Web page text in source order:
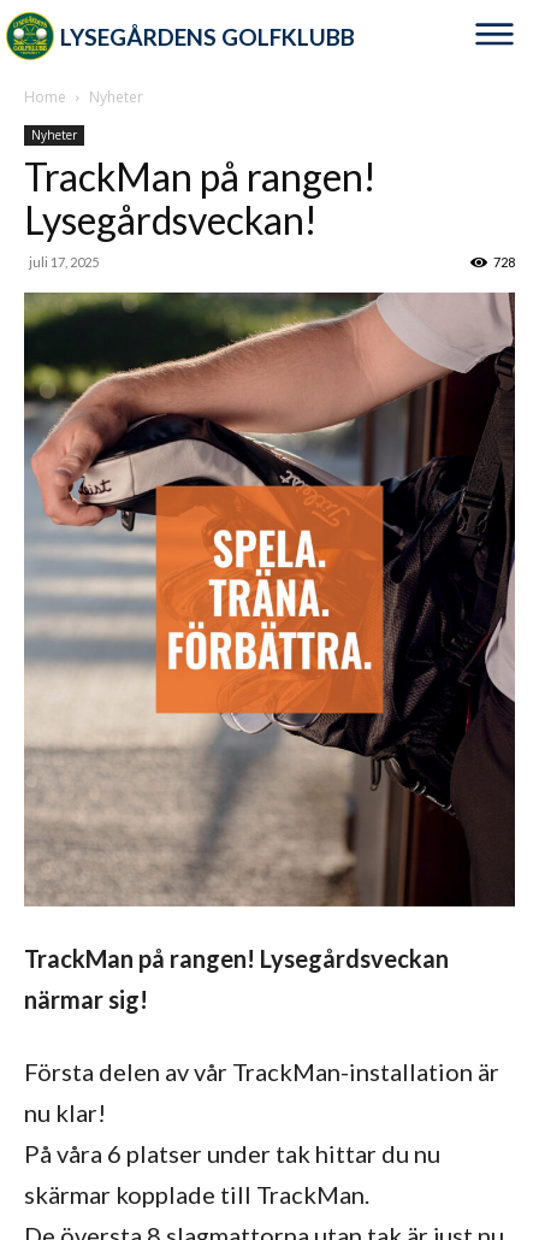
LYSEGÅRDENS GOLFKLUBB
Home Nyheter
Nyheter
TrackMan på rangen!
Lysegårdsveckan!
juli 17, 2025 728
TrackMan på rangen! ️‍Lysegårdsveckan
närmar sig!
Första delen av vår TrackMan-installation är
nu klar!
På våra 6 platser under tak hittar du nu
skärmar kopplade till TrackMan.